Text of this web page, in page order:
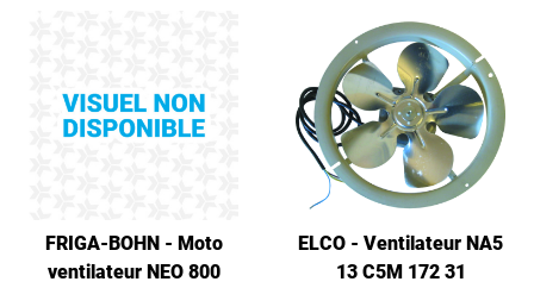
FRIGA-BOHN - Moto
ventilateur NEO 800
ELCO - Ventilateur NA5
13 C5M 172 31